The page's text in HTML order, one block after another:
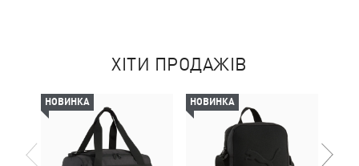
ХІТИ ПРОДАЖІВ
НОВИНКА НОВИНКА